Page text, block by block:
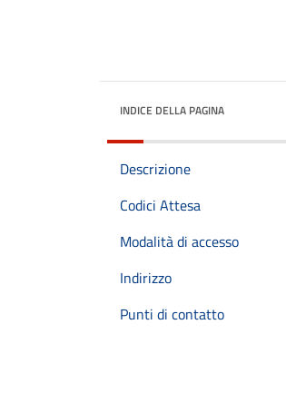
INDICE DELLA PAGINA
Descrizione
Codici Attesa
Modalità di accesso
Indirizzo
Punti di contatto